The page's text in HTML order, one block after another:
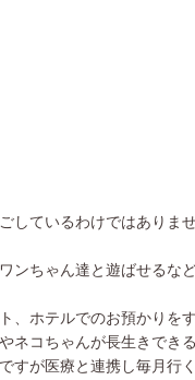
しているわけではありま
ンちゃん達と遊ばせるな
、ホテルでのお預かりを
ネコちゃんが長生きで
すが医療と連携し毎月行